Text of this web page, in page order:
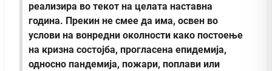
реализира во текот на целата наставна
година. Прекин не смее да има, освен во
услови на вонредни околности како постоење
на кризна состојба, прогласена епидемија,
односно пандемија, пожари, поплави или